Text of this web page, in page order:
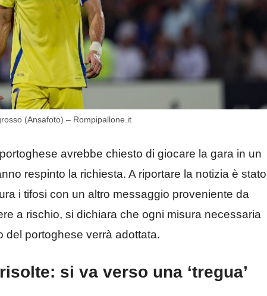
(Ansafoto) – Rompipallone.it
avrebbe chiesto di giocare la gara in un
respinto la richiesta. A riportare la notizia è stato
i tifosi con un altro messaggio proveniente da
a rischio, si dichiara che ogni misura necessaria
del portoghese verrà adottata.
si va verso una ‘tregua’